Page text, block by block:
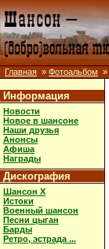
Главная » Фотоальбом »
Информация
Новости
Новое в шансоне
Наши друзья
Анонсы
Афиша
Награды
Дискография
Шансон X
Истоки
Военный шансон
Песни цыган
Барды
Ретро, эстрада ...